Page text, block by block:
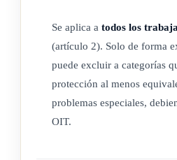
de todas las Formas de
sobre la Eliminación de todas las
contra la Mujer, la Convención de
contra la Delincuencia Organizada
particular su Protocolo para
Trata de Personas, especialmente
Se aplica a todos los
(artículo 2). Solo de forma
puede excluir a categorías
protección al menos
problemas especiales,
OIT.